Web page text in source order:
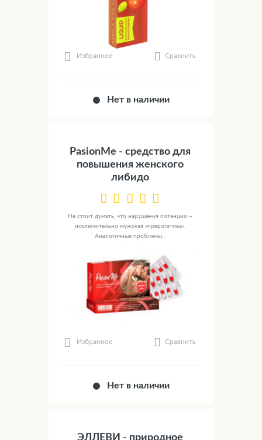
Избранное Сравнить
Нет в наличии
PasionMe - средство для
повышения женского
либидо
Не стоит думать, что нарушения потенции –
исключительно мужская «прерогатива».
Аналогичные проблемы...
Избранное Сравнить
Нет в наличии
ЭЛЛЕВИ - природное